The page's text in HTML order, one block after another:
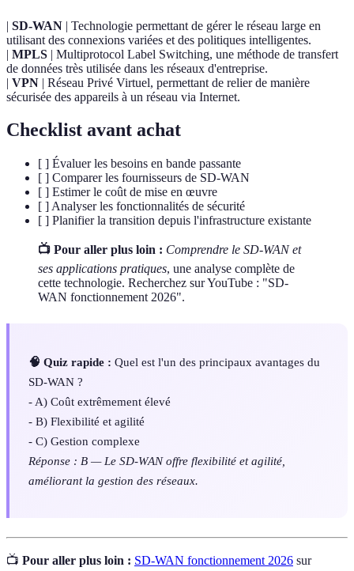
| SD-WAN | Technologie permettant de gérer le réseau large en
utilisant des connexions variées et des politiques intelligentes.
| MPLS | Multiprotocol Label Switching, une méthode de transfert
de données très utilisée dans les réseaux d'entreprise.
| VPN | Réseau Privé Virtuel, permettant de relier de manière
sécurisée des appareils à un réseau via Internet.
Checklist avant achat
[ ] Évaluer les besoins en bande passante
[ ] Comparer les fournisseurs de SD-WAN
[ ] Estimer le coût de mise en œuvre
[ ] Analyser les fonctionnalités de sécurité
[ ] Planifier la transition depuis l'infrastructure existante
📺 Pour aller plus loin : Comprendre le SD-WAN et
ses applications pratiques, une analyse complète de
cette technologie. Recherchez sur YouTube : "SD-
WAN fonctionnement 2026".
🧠 Quiz rapide : Quel est l'un des principaux avantages du
SD-WAN ?
- A) Coût extrêmement élevé
- B) Flexibilité et agilité
- C) Gestion complexe
Réponse : B — Le SD-WAN offre flexibilité et agilité,
améliorant la gestion des réseaux.
📺 Pour aller plus loin : SD-WAN fonctionnement 2026 sur